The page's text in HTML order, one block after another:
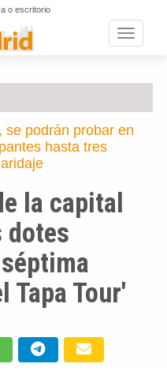
o escritorio
Toggle
se podrán probar en
hasta tres
la capital
dotes
Tapa Tour'